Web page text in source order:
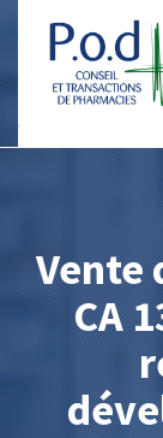
Vente
CA